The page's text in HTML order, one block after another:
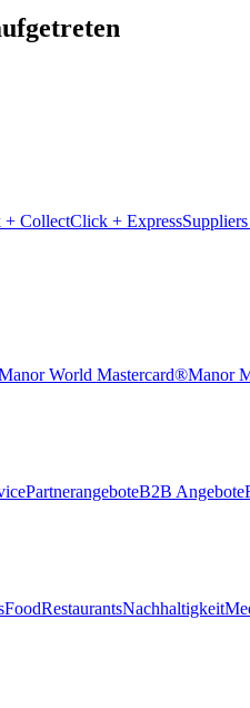
+ CollectClick + Express
World Mastercard®Manor
PartnerangeboteB2B Angebote
FoodRestaurantsNachhaltigkeit